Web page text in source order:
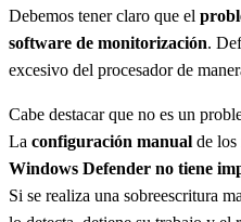
Debemos tener claro que el
software de monitorización.
excesivo del procesador de
Cabe destacar que no es un
La configuración manual de los
Windows Defender no tiene
Si se realiza una sobreescritura